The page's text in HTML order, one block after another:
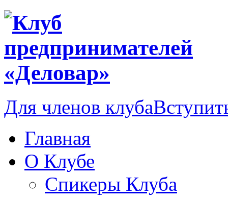
Для членов клуба
Главная
О Клубе
Спикеры Клуба